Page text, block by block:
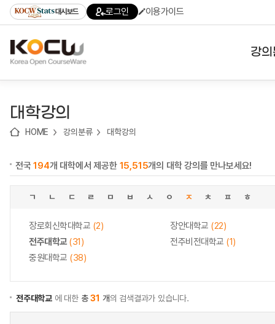
기
기
기
content)
가
대시보드 로그인 이용가이드
강
대학강의
HOME 강의분류 대학강의
전국194개 대학에서 제공한 15,515개의 대학 강의를 만나보세요!
ㄱ ㄴ ㄷ ㄹ ㅁ ㅂ ㅅ ㅇ ㅈ ㅊ ㅍ ㅎ
장로회신학대학교 (2) 장안대학교 (22)
전주대학교(31) 전주비전대학교 (1)
중원대학교 (38)
전주대학교 에 대한 총31 개의 검색결과가 있습니다.